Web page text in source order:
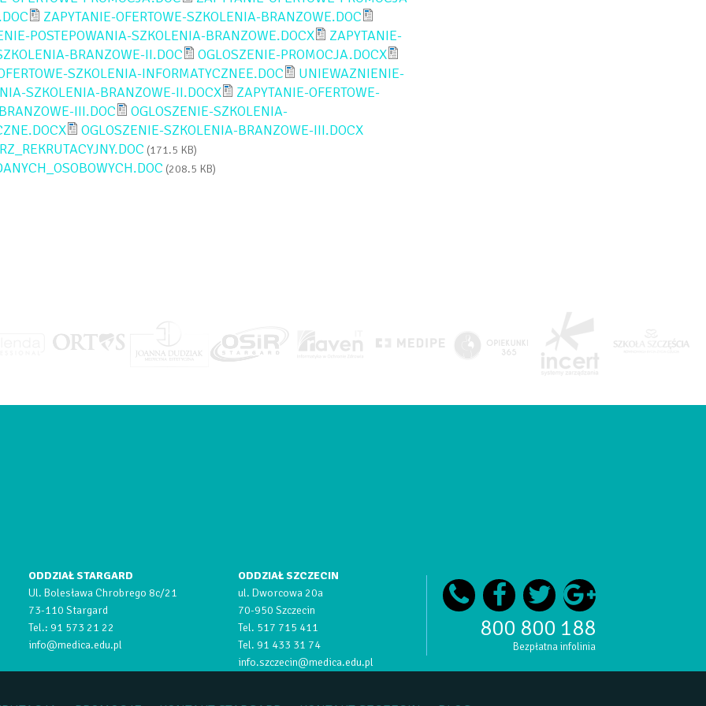
ZAPYTANIE-OFERTOWE-SZKOLENIA-BRANZOWE.DOC
POSTEPOWANIA-SZKOLENIA-BRANZOWE.DOCX
ZAPYTANIE-
BRANZOWE-II.DOC
OGLOSZENIE-PROMOCJA.DOCX
SZKOLENIA-INFORMATYCZNEE.DOC
UNIEWAZNIENIE-
SZKOLENIA-BRANZOWE-II.DOCX
ZAPYTANIE-OFERTOWE-
III.DOC
OGLOSZENIE-SZKOLENIA-
OGLOSZENIE-SZKOLENIA-BRANZOWE-III.DOCX
(171.5 KB)
(208.5 KB)
ODDZIAŁ STARGARD
Ul. Bolesława Chrobrego 8c/21
73-110 Stargard
Tel.: 91 573 21 22
info@medica.edu.pl
ODDZIAŁ SZCZECIN
ul. Dworcowa 20a
70-950 Szczecin
Tel. 517 715 411
Tel. 91 433 31 74
info.szczecin@medica.edu.pl
800 800 188
Bezpłatna infolinia